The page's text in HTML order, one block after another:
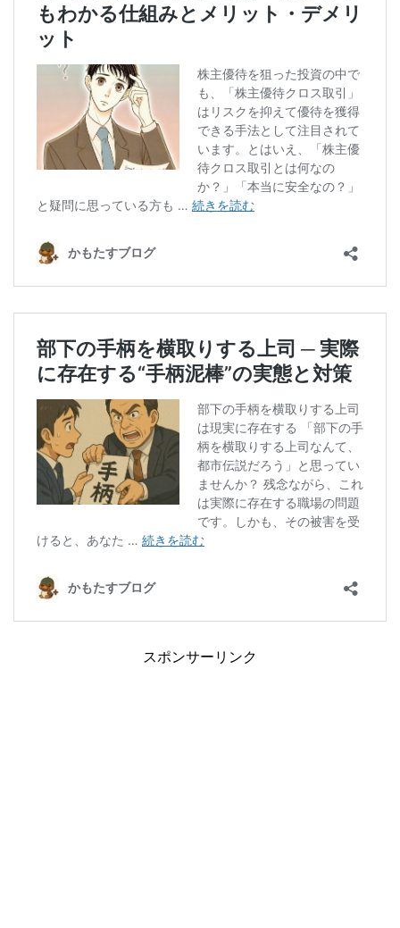
スポンサーリンク